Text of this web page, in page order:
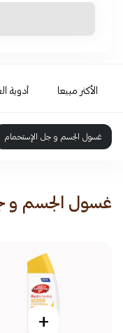
الأكثر مبيعا أدوية
غسول الجسم و جل الإستحمام
غسول الجسم و
+